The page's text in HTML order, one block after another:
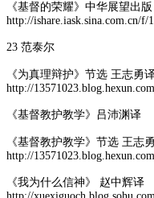
《基督的荣耀》中华展望出版
http://ishare.iask.sina.com.cn/f/
23 范泰尔
《为真理辩护》节选 王志勇
http://
《基督教护教学》吕沛渊译
《基督教护教学》节选 王志
http://
《我为什么信神》 赵中辉译